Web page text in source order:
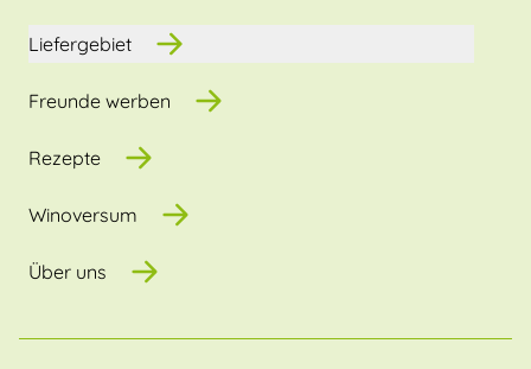
Liefergebiet
Freunde werben
Rezepte
Winoversum
Über uns